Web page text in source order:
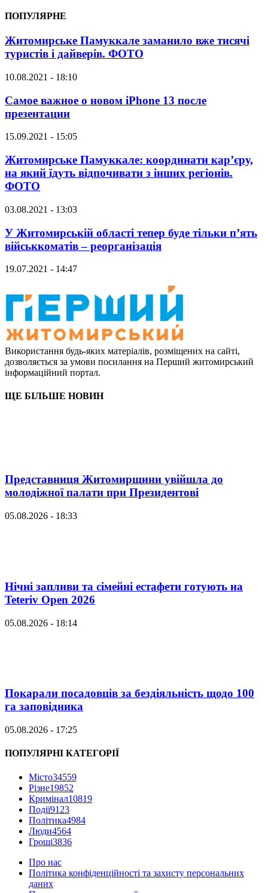
ПОПУЛЯРНЕ
Житомирське Памуккале заманило вже тисячі
туристів і дайверів. ФОТО
10.08.2021 - 18:10
Самое важное о новом iPhone 13 после
презентации
15.09.2021 - 15:05
Житомирське Памуккале: координати кар’єру,
на який їдуть відпочивати з інших регіонів.
ФОТО
03.08.2021 - 13:03
У Житомирській області тепер буде тільки п’ять
військкоматів – реорганізація
19.07.2021 - 14:47
Використання будь-яких матеріалів, розміщених на сайті,
дозволяється за умови посилання на Перший житомирський
інформаційний портал.
ЩЕ БІЛЬШЕ НОВИН
Представниця Житомирщини увійшла до
молодіжної палати при Президентові
05.08.2026 - 18:33
Нічні запливи та сімейні естафети готують на
Teteriv Open 2026
05.08.2026 - 18:14
Покарали посадовців за бездіяльність щодо 100
га заповідника
05.08.2026 - 17:25
ПОПУЛЯРНІ КАТЕГОРІЇ
Місто34559
Різне19852
Кримінал10819
Події9123
Політика4984
Люди4564
Гроші3836
Про нас
Політика конфіденційності та захисту персональних
даних